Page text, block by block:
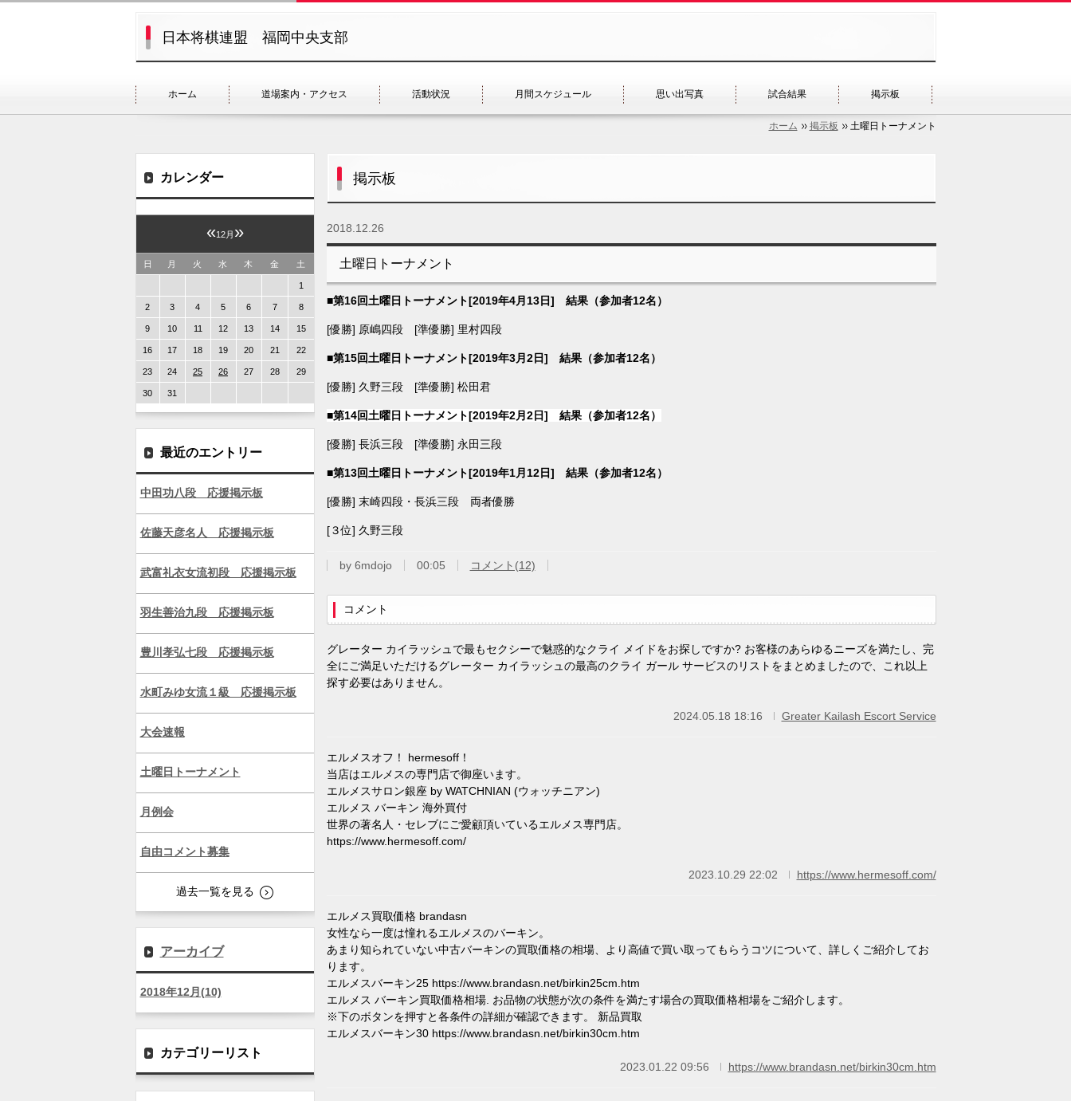
日本将棋連盟 福岡中央支部
ホーム 道場案内・アクセス 活動状況 月間スケジュール 思い出写真 試合結果 掲示板
ホーム 掲示板 土曜日トーナメント
掲示板
2018.12.26
土曜日トーナメント
■第16回土曜日トーナメント[2019年4月13日] 結果（参加者12名）
[優勝] 原嶋四段 [準優勝] 里村四段
■第15回土曜日トーナメント[2019年3月2日] 結果（参加者12名）
[優勝] 久野三段 [準優勝] 松田君
■第14回土曜日トーナメント[2019年2月2日] 結果（参加者12名）
[優勝] 長浜三段 [準優勝] 永田三段
■第13回土曜日トーナメント[2019年1月12日] 結果（参加者12名）
[優勝] 末崎四段・長浜三段 両者優勝
[３位] 久野三段
by 6mdojo 00:05 コメント(12)
コメント
グレーター カイラッシュで最もセクシーで魅惑的なクライ メイドをお探しですか? お客様のあらゆるニーズを満たし、完
全にご満足いただけるグレーター カイラッシュの最高のクライ ガール サービスのリストをまとめましたので、これ以上
探す必要はありません。
2024.05.18 18:16 Greater Kailash Escort Service
エルメスオフ！ hermesoff！
当店はエルメスの専門店で御座います。
エルメスサロン銀座 by WATCHNIAN (ウォッチニアン)
エルメス バーキン 海外買付
世界の著名人・セレブにご愛顧頂いているエルメス専門店。
https://www.hermesoff.com/
2023.10.29 22:02 https://www.hermesoff.com/
エルメス買取価格 brandasn
女性なら一度は憧れるエルメスのバーキン。
あまり知られていない中古バーキンの買取価格の相場、より高値で買い取ってもらうコツについて、詳しくご紹介してお
ります。
エルメスバーキン25 https://www.brandasn.net/birkin25cm.htm
エルメス バーキン買取価格相場. お品物の状態が次の条件を満たす場合の買取価格相場をご紹介します。
※下のボタンを押すと各条件の詳細が確認できます。 新品買取
エルメスバーキン30 https://www.brandasn.net/birkin30cm.htm
2023.01.22 09:56 https://www.brandasn.net/birkin30cm.htm
カレンダー
«12月 »
日 月 火 水 木 金 土
1
2 3 4 5 6 7 8
9 10 11 12 13 14 15
16 17 18 19 20 21 22
23 24 25 26 27 28 29
30 31
最近のエントリー
中田功八段 応援掲示板
佐藤天彦名人 応援掲示板
武富礼衣女流初段 応援掲示板
羽生善治九段 応援掲示板
豊川孝弘七段 応援掲示板
水町みゆ女流１級 応援掲示板
大会速報
土曜日トーナメント
月例会
自由コメント募集
過去一覧を見る
アーカイブ
2018年12月(10)
カテゴリーリスト